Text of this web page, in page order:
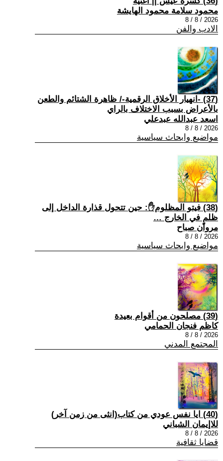
محمود سلامة محمود الهايشة
2026 / 8 / 8
الادب والفن
(37) -انهيار الأخلاق الرقمية-/ ظاهرة الشتائم والطعن
بالأعراض بسبب الاختلاف بالراي
اسعد عبدالله عبدعلي
2026 / 8 / 8
مواضيع وابحاث سياسية
(38) فيتو المظلوم✋: حين تتحول قذارة الداخل إلى
ظلمٍ في الخارج …
مروان صباح
2026 / 8 / 8
مواضيع وابحاث سياسية
(39) مصلحون من أقوام بعيدة
كاظم فنجان الحمامي
2026 / 8 / 8
المجتمع المدني
(40) ايا نفس عودي من كتاب(انثى من زمن آخر)
للاإيمان الشباني
2026 / 8 / 8
قضايا ثقافية